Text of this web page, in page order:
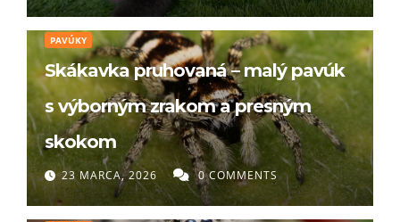
PAVÚKY
Skákavka pruhovaná – malý pavúk
s výborným zrakom a presným
skokom
23 MARCA, 2026 0 COMMENTS